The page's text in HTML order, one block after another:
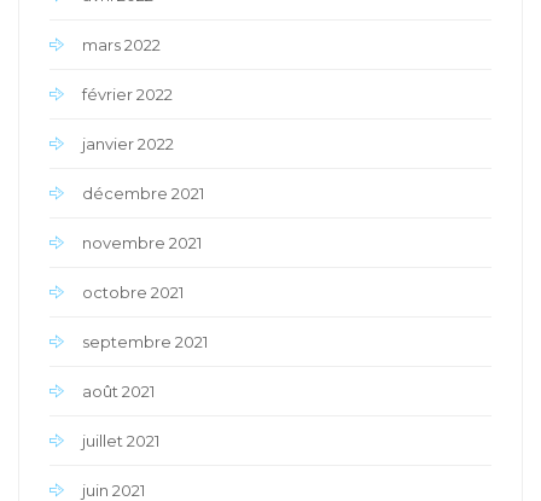
mars 2022
février 2022
janvier 2022
décembre 2021
novembre 2021
octobre 2021
septembre 2021
août 2021
juillet 2021
juin 2021